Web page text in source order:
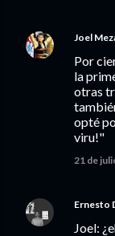
Joel
Por
la
otras
opté
viru!"
21 de
Ernesto
Joel: